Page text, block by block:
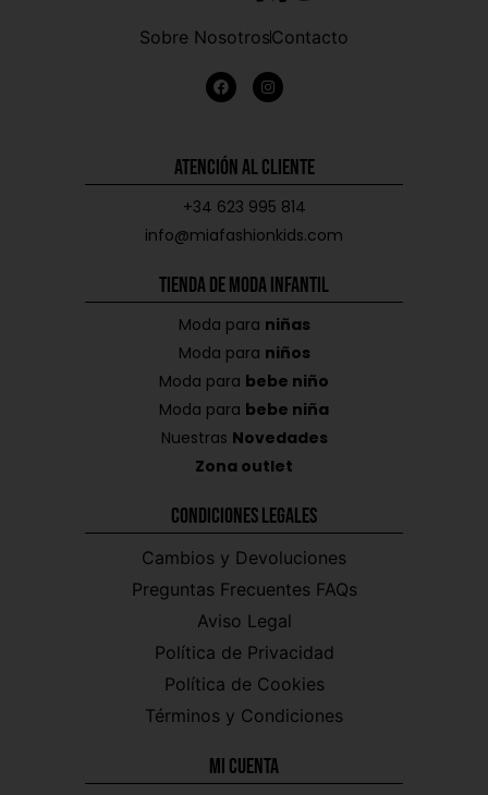
Sobre NosotrosContacto
Atención al Cliente
+34 623 995 814
info@miafashionkids.com
Tienda de Moda Infantil
Moda para niñas
Moda para niños
Moda para bebe niño
Moda para bebe niña
Nuestras Novedades
Zona outlet
Condiciones Legales
Cambios y Devoluciones
Preguntas Frecuentes FAQs
Aviso Legal
Política de Privacidad
Política de Cookies
Términos y Condiciones
Mi CUENTA